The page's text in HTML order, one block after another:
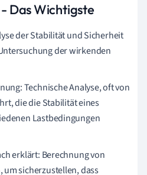
Das Wichtigste
der Stabilität und Sicherheit
der wirkenden
Technische Analyse, oft von
die die Stabilität eines
Lastbedingungen
erklärt: Berechnung von
sicherzustellen, dass